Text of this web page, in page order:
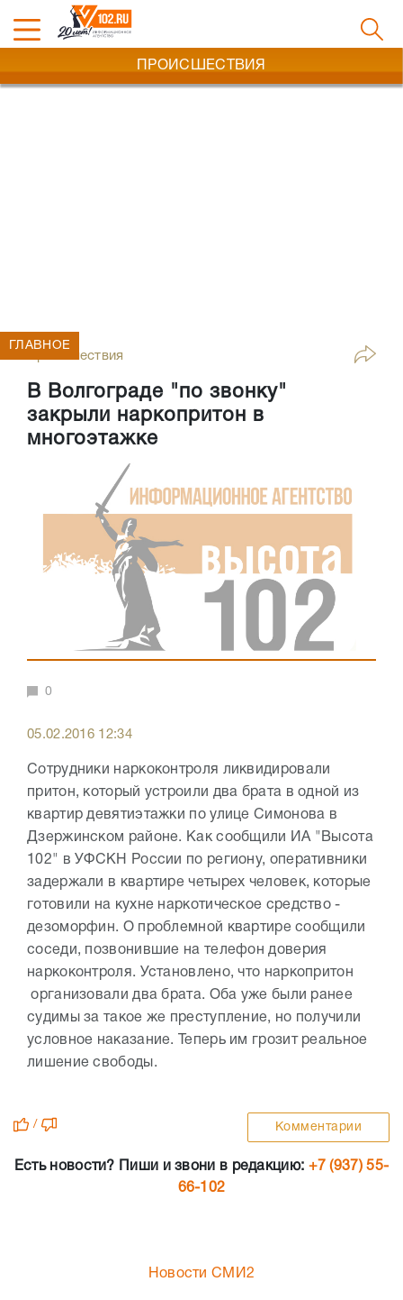
ПРОИСШЕСТВИЯ
Происшествия
В Волгограде "по звонку"
закрыли наркопритон в
многоэтажке
ГЛАВНОЕ
0
05.02.2016 12:34
Сотрудники наркоконтроля ликвидировали
притон, который устроили два брата в одной из
квартир девятиэтажки по улице Симонова в
Дзержинском районе. Как сообщили ИА "Высота
102" в УФСКН России по региону, оперативники
задержали в квартире четырех человек, которые
готовили на кухне наркотическое средство -
дезоморфин. О проблемной квартире сообщили
соседи, позвонившие на телефон доверия
наркоконтроля. Установлено, что наркопритон
организовали два брата. Оба уже были ранее
судимы за такое же преступление, но получили
условное наказание. Теперь им грозит реальное
лишение свободы.
/ Комментарии
Есть новости? Пиши и звони в редакцию: +7 (937) 55-
66-102
Новости СМИ2